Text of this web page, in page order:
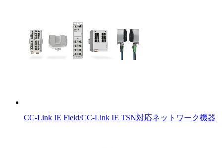
CC-Link IE Field/CC-Link IE TSN対応ネットワーク機器